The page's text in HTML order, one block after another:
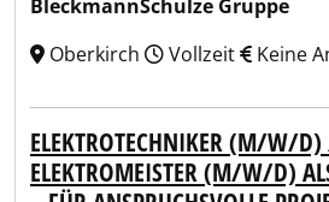
BleckmannSchulze Gruppe
Oberkirch
Vollzeit Keine
ELEKTROTECHNIKER (M/W/
ELEKTROMEISTER (M/W/D)